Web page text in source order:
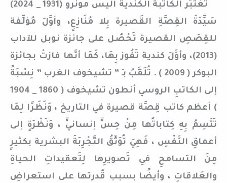
تُعْتَبَر الكاتبة الكندية أليس مونرو (1931 _ 2024)
سَيِّدَةَ القِصَّةِ القَصيرة بِلا مُنَازِعٍ، وأوَّلَ مُؤلِّفة
للقِصَصِ القصيرة تَحْصُل على جائزة نوبل للآداب
(2013)، وأوَّلَ كندية تَفُوز بِهَا، كَمَا أنَّها فازتْ بجائزة
البوكر ( 2009 ) . تُلَقَّبُ بـِ ” تشيخوف الغرب ” نِسْبَةً
إلى الكاتبِ الروسي أنطون تشيخوف ( 1860 _ 1904
) أعظم كاتب قِصَّة قصيرة في التاريخ ، وَنَظَرًا لِمَا
تَتَّسِمُ بِهِ كِتاباتُها مِنْ حِسٍّ إنسانيٍّ ، وَنَظْرَةٍ إلى
أعماقِ النَّفْسِ ، فَهِيَ تُوَثِّقُ التَّجْرِبَةَ البشرية بكثيرٍ
مِنَ التسامحِ في تَصويرِها لِتَعقيداتِ الحياةِ
والعَلاقاتِ ، وأيضًا بسبب قُدرتها على استعراضِ